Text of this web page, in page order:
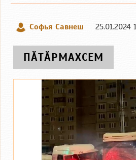
Софья Савнеш 25.01.2024
ПӐТӐРМАХСЕМ